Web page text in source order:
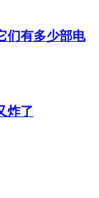
们有多少部电
炸了